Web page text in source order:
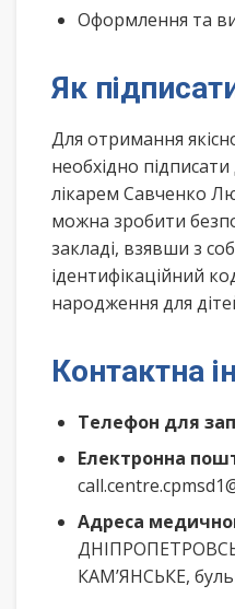
Оформлення та
Як
Для отримання
необхідно
лікарем Савченко
можна зробити
закладі, взявши з
ідентифікаційний
народження для
Контактна
Телефон для
Електронна
Адреса
КАМ’ЯНСЬКЕ,